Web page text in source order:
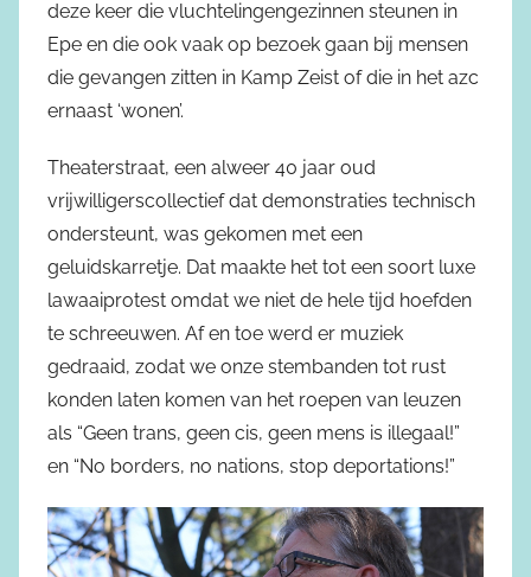
deze keer die vluchtelingengezinnen steunen in
Epe en die ook vaak op bezoek gaan bij mensen
die gevangen zitten in Kamp Zeist of die in het azc
ernaast ‘wonen’.
Theaterstraat, een alweer 40 jaar oud
vrijwilligerscollectief dat demonstraties technisch
ondersteunt, was gekomen met een
geluidskarretje. Dat maakte het tot een soort luxe
lawaaiprotest omdat we niet de hele tijd hoefden
te schreeuwen. Af en toe werd er muziek
gedraaid, zodat we onze stembanden tot rust
konden laten komen van het roepen van leuzen
als “Geen trans, geen cis, geen mens is illegaal!”
en “No borders, no nations, stop deportations!”